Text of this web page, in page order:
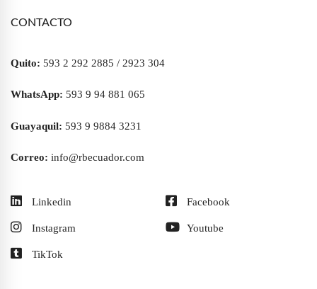
CONTACTO
Quito: 593 2 292 2885 / 2923 304
WhatsApp: 593 9 94 881 065
Guayaquil: 593 9 9884 3231
Correo: info@rbecuador.com
Linkedin Facebook
Instagram Youtube
TikTok